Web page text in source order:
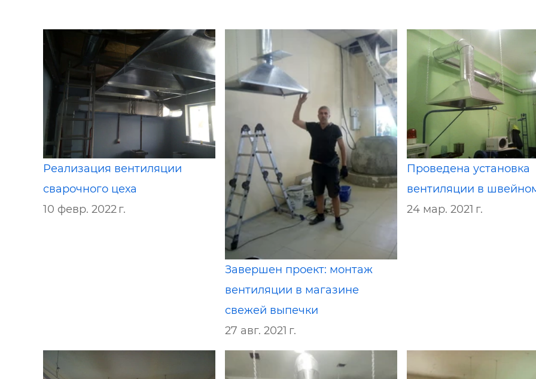
Реализация вентиляции
сварочного цеха
10 февр. 2022 г.
Завершен проект: монтаж
вентиляции в магазине
свежей выпечки
27 авг. 2021 г.
Проведена установка
вентиляции в
24 мар. 2021 г.